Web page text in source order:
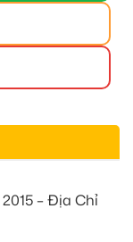
– Địa Chỉ